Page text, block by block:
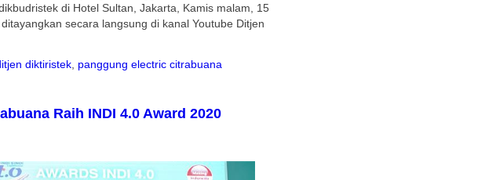
di Hotel Sultan, Jakarta, Kamis malam, 15
secara langsung di kanal Youtube Ditjen
diktiristek panggung electric citrabuana
Raih INDI 4.0 Award 2020